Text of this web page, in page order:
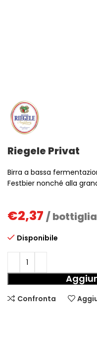
Riegele Privat
Birra a bassa
Festbier nonché alla
€2,37 / bottiglia
Disponibile
Confronta